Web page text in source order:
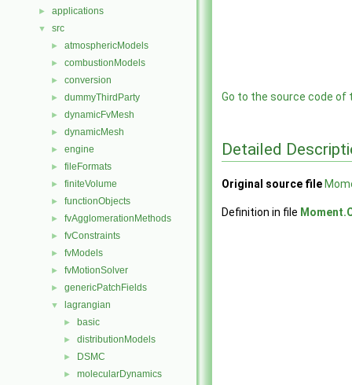
► applications
▼ src
► atmosphericModels
► combustionModels
► conversion
► dummyThirdParty
► dynamicFvMesh
► dynamicMesh
► engine
► fileFormats
► finiteVolume
► functionObjects
► fvAgglomerationMethods
► fvConstraints
► fvModels
► fvMotionSolver
► genericPatchFields
▼ lagrangian
► basic
► distributionModels
► DSMC
► molecularDynamics
Go to the source code of
Detailed
Original source file
Definition in file